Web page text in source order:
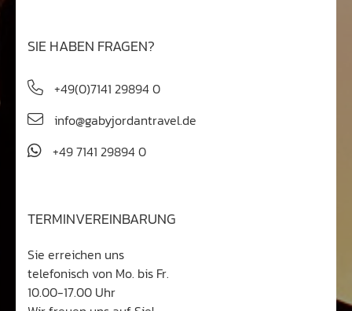
SIE HABEN FRAGEN?
+49(0)7141 29894 0
info@gabyjordantravel.de
+49 7141 29894 0
TERMINVEREINBARUNG
Sie erreichen uns
telefonisch von Mo. bis Fr.
10.00-17.00 Uhr